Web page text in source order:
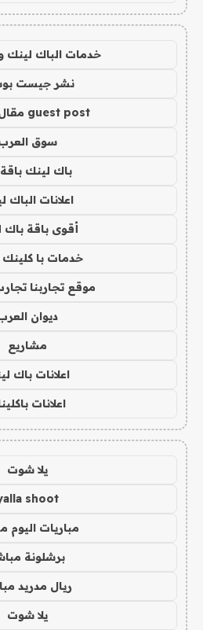
خدمات الباك لينك
نشر جيست
guest post مقال ضيف
سوق
باك لينك باقة 20
اعلانات الباك
أقوى باقة باك
خدمات با كلينك 2026
موقع تجاربنا
ديوان
مشاريع
اعلانات باك
اعلانات
يلا شوت
shoot
مباريات اليوم
برشلونة
ريال مدريد
يلا شوت